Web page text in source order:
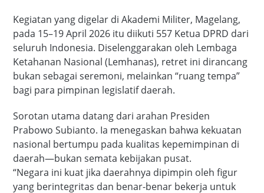
Kegiatan yang digelar di Akademi Militer, Magelang,
pada 15–19 April 2026 itu diikuti 557 Ketua DPRD dari
seluruh Indonesia. Diselenggarakan oleh Lembaga
Ketahanan Nasional (Lemhanas), retret ini dirancang
bukan sebagai seremoni, melainkan “ruang tempa”
bagi para pimpinan legislatif daerah.
Sorotan utama datang dari arahan Presiden
Prabowo Subianto. Ia menegaskan bahwa kekuatan
nasional bertumpu pada kualitas kepemimpinan di
daerah—bukan semata kebijakan pusat.
“Negara ini kuat jika daerahnya dipimpin oleh figur
yang berintegritas dan benar-benar bekerja untuk